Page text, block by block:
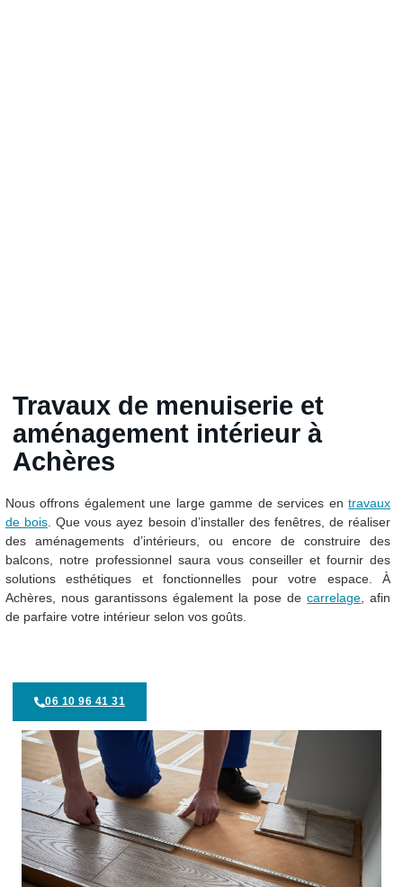
Travaux de menuiserie et
aménagement intérieur à
Achères
Nous offrons également une large gamme de services entravaux
de bois. Que vous ayez besoin d’installer des fenêtres, de réaliser
des aménagements d’intérieurs, ou encore de construire des
balcons, notre professionnel saura vous conseiller et fournir des
solutions esthétiques et fonctionnelles pour votre espace. À
Achères, nous garantissons également la pose decarrelage, afin
de parfaire votre intérieur selon vos goûts.
06 10 96 41 31